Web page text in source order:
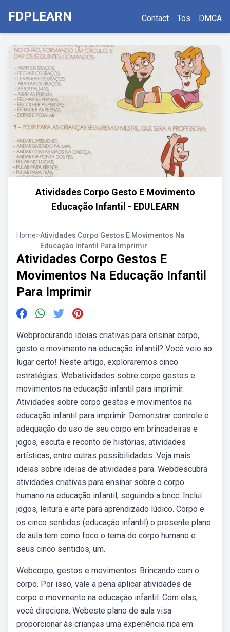
FDPLEARN Contact Tos DMCA
Atividades Corpo Gesto E Movimento
Educação Infantil - EDULEARN
Home>Atividades Corpo Gestos E Movimentos Na
Educação Infantil Para Imprimir
Atividades Corpo Gestos E
Movimentos Na Educação Infantil
Para Imprimir
Webprocurando ideias criativas para ensinar corpo,
gesto e movimento na educação infantil? Você veio ao
lugar certo! Neste artigo, exploraremos cinco
estratégias. Webatividades sobre corpo gestos e
movimentos na educação infantil para imprimir.
Atividades sobre corpo gestos e movimentos na
educação infantil para imprimir. Demonstrar controle e
adequação do uso de seu corpo em brincadeiras e
jogos, escuta e reconto de histórias, atividades
artísticas, entre outras possibilidades. Veja mais
ideias sobre ideias de atividades para. Webdescubra
atividades criativas para ensinar sobre o corpo
humano na educação infantil, seguindo a bncc. Inclui
jogos, leitura e arte para aprendizado lúdico. Corpo e
os cinco sentidos (educação infantil) o presente plano
de aula tem como foco o tema do corpo humano e
seus cinco sentidos, um.
Webcorpo, gestos e movimentos. Brincando com o
corpo. Por isso, vale a pena aplicar atividades de
corpo e movimento na educação infantil. Com elas,
você direciona. Webeste plano de aula visa
proporcionar às crianças uma experiência rica em